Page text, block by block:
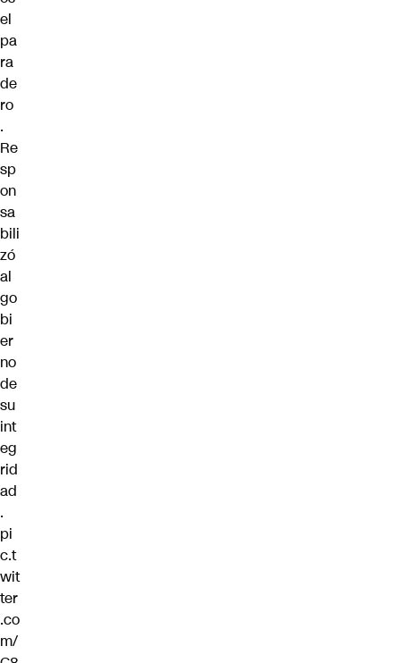
el
pa
ra
de
ro
.
Re
sp
on
sa
bili
zó
al
go
bi
er
no
de
su
int
eg
rid
ad
.
pi
c.t
wit
ter
.co
m/